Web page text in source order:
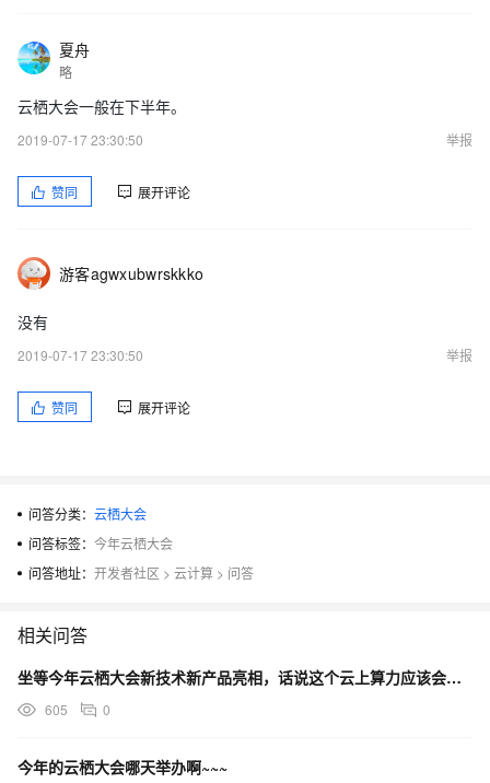
夏舟
略
云栖大会一般在下半年。
2019-07-17 23:30:50
举报
赞同 展开评论
游客agwxubwrskkko
没有
2019-07-17 23:30:50
举报
赞同 展开评论
问答分类： 云栖大会
问答标签： 今年云栖大会
问答地址： 开发者社区 > 云计算 > 问答
相关问答
坐等今年云栖大会新技术新产品亮相，话说这个云上算力应该会有新技术吧，大家说呢？
605 0
今年的云栖大会哪天举办啊~~~